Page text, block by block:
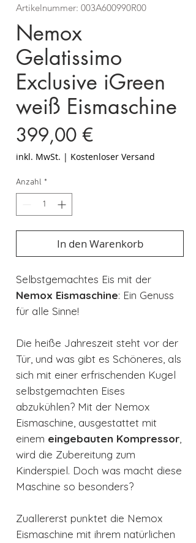
Artikelnummer: 003A600990R00
Nemox
Gelatissimo
Exclusive iGreen
weiß Eismaschine
399,00 €Preis
inkl. MwSt. | Kostenloser Versand
Anzahl *
In den Warenkorb
Selbstgemachtes Eis mit der
Nemox Eismaschine: Ein Genuss
für alle Sinne!
Die heiße Jahreszeit steht vor der
Tür, und was gibt es Schöneres, als
sich mit einer erfrischenden Kugel
selbstgemachten Eises
abzukühlen? Mit der Nemox
Eismaschine, ausgestattet mit
einem eingebauten Kompressor,
wird die Zubereitung zum
Kinderspiel. Doch was macht diese
Maschine so besonders?
Zuallererst punktet die Nemox
Eismaschine mit ihrem natürlichen